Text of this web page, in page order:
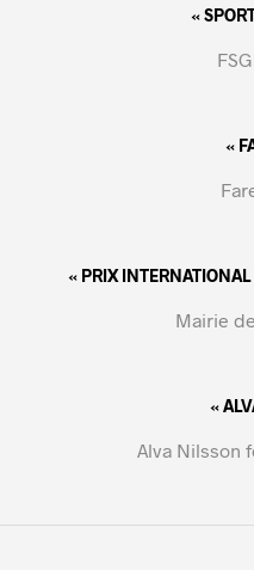
«
«
« PRIX INTERNATIONAL
Mairie
«
Alva Nilsson